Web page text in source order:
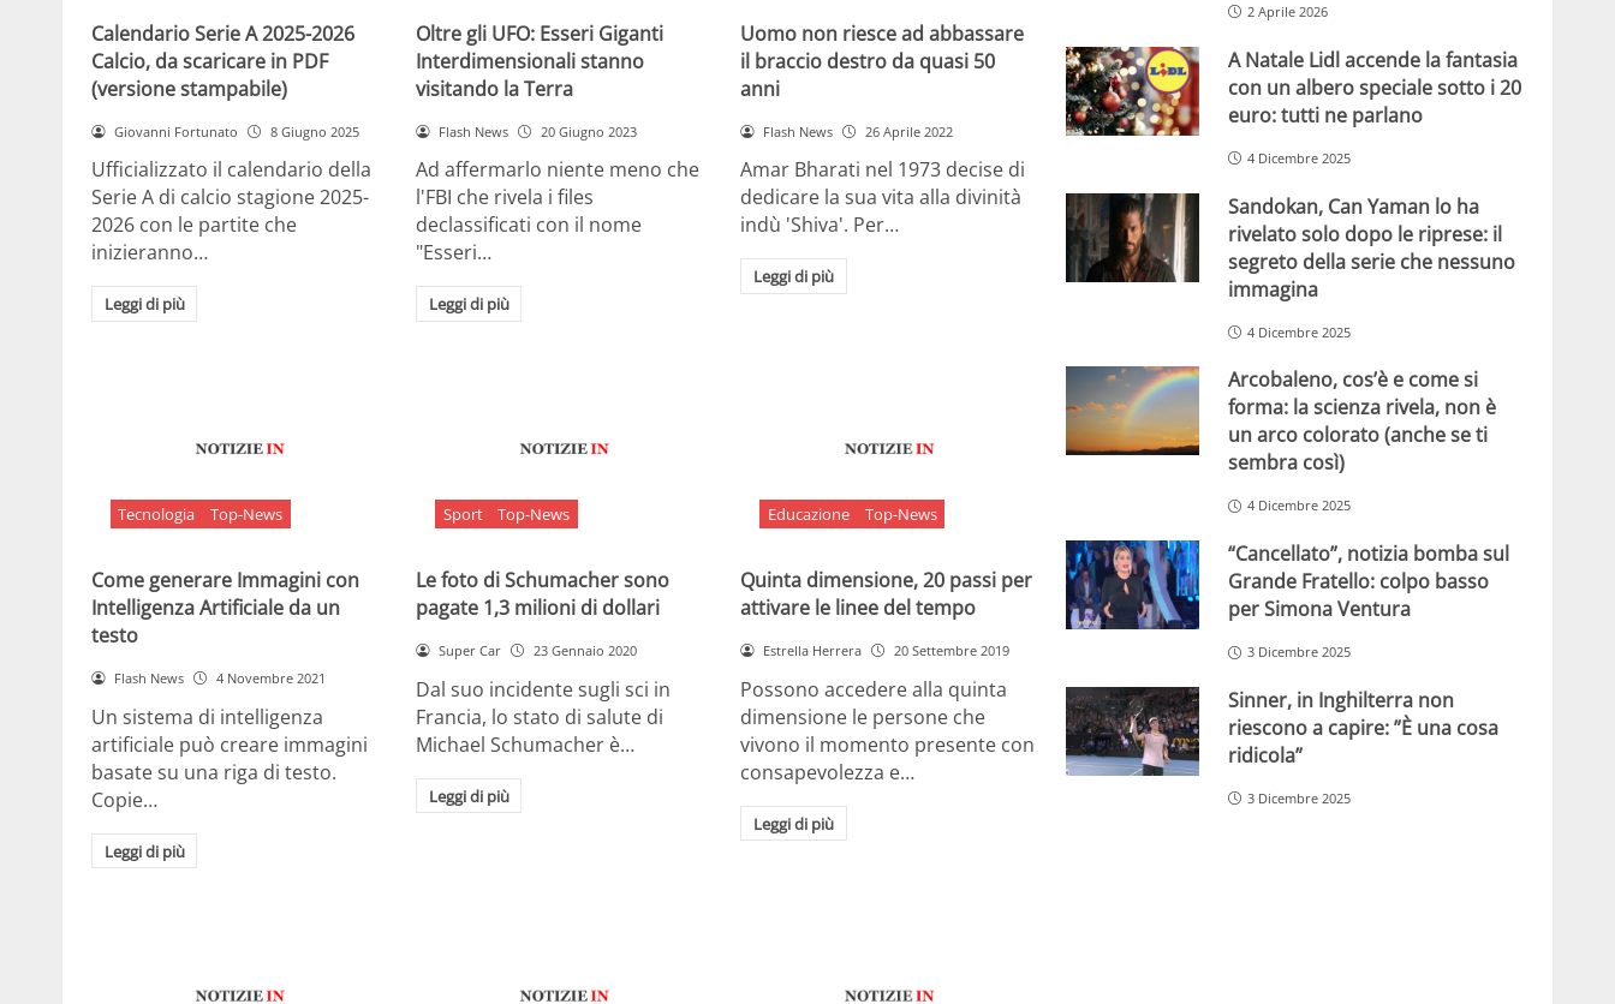
Calendario Serie A 2025-2026
Calcio, da scaricare in PDF
(versione stampabile)
Giovanni Fortunato 8 Giugno 2025
Ufficializzato il calendario della
Serie A di calcio stagione 2025-
2026 con le partite che
inizieranno…
Leggi di più
Oltre gli UFO: Esseri Giganti
Interdimensionali stanno
visitando la Terra
Flash News 20 Giugno 2023
Ad affermarlo niente meno che
l'FBI che rivela i files
declassificati con il nome
"Esseri…
Leggi di più
Uomo non riesce ad abbassare
il braccio destro da quasi 50
anni
Flash News 26 Aprile 2022
Amar Bharati nel 1973 decise di
dedicare la sua vita alla divinità
indù 'Shiva'. Per…
Leggi di più
Tecnologia Top-News
Come generare Immagini con
Intelligenza Artificiale da un
testo
Flash News 4 Novembre 2021
Un sistema di intelligenza
artificiale può creare immagini
basate su una riga di testo.
Copie…
Leggi di più
Sport Top-News
Le foto di Schumacher sono
pagate 1,3 milioni di dollari
Super Car 23 Gennaio 2020
Dal suo incidente sugli sci in
Francia, lo stato di salute di
Michael Schumacher è…
Leggi di più
Educazione Top-News
Quinta dimensione, 20 passi per
attivare le linee del tempo
Estrella Herrera 20 Settembre 2019
Possono accedere alla quinta
dimensione le persone che
vivono il momento presente con
consapevolezza e…
Leggi di più
2 Aprile 2026
A Natale Lidl accende la fantasia
con un albero speciale sotto i 20
euro: tutti ne parlano
4 Dicembre 2025
Sandokan, Can Yaman lo ha
rivelato solo dopo le riprese: il
segreto della serie che nessuno
immagina
4 Dicembre 2025
Arcobaleno, cos’è e come si
forma: la scienza rivela, non è
un arco colorato (anche se ti
sembra così)
4 Dicembre 2025
“Cancellato”, notizia bomba sul
Grande Fratello: colpo basso
per Simona Ventura
3 Dicembre 2025
Sinner, in Inghilterra non
riescono a capire: ”È una cosa
ridicola”
3 Dicembre 2025